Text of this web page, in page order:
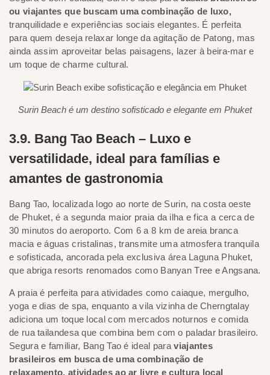
ou viajantes que buscam uma combinação de luxo,
tranquilidade e experiências sociais elegantes. É perfeita
para quem deseja relaxar longe da agitação de Patong, mas
ainda assim aproveitar belas paisagens, lazer à beira-mar e
um toque de charme cultural.
Surin Beach é um destino sofisticado e elegante em Phuket
3.9. Bang Tao Beach – Luxo e
versatilidade, ideal para famílias e
amantes de gastronomia
Bang Tao, localizada logo ao norte de Surin, na costa oeste
de Phuket, é a segunda maior praia da ilha e fica a cerca de
30 minutos do aeroporto. Com 6 a 8 km de areia branca
macia e águas cristalinas, transmite uma atmosfera tranquila
e sofisticada, ancorada pela exclusiva área Laguna Phuket,
que abriga resorts renomados como Banyan Tree e Angsana.
A praia é perfeita para atividades como caiaque, mergulho,
yoga e dias de spa, enquanto a vila vizinha de Cherngtalay
adiciona um toque local com mercados noturnos e comida
de rua tailandesa que combina bem com o paladar brasileiro.
Segura e familiar, Bang Tao é ideal paraviajantes
brasileiros em busca de uma combinação de
relaxamento, atividades ao ar livre e cultura local